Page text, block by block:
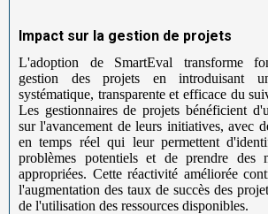
Impact sur la gestion de projets
L'adoption de SmartEval transforme
gestion des projets en introduisant
systématique, transparente et efficace du
Les gestionnaires de projets bénéficient
sur l'avancement de leurs initiatives, avec
en temps réel qui leur permettent
problèmes potentiels et de prendre des
appropriées. Cette réactivité améliorée
l'augmentation des taux de succès des
de l'utilisation des ressources disponibles.